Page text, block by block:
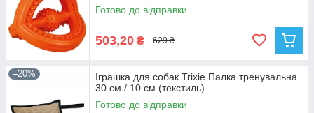
Готово до відправки
503,20 ₴ 629 ₴
–20%
Іграшка для собак Trixie Палка тренувальна
30 см / 10 см (текстиль)
Готово до відправки